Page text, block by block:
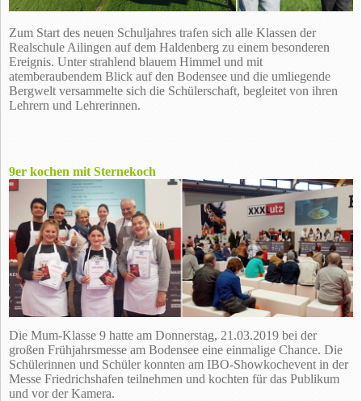
Zum Start des neuen Schuljahres trafen sich alle Klassen der
Realschule Ailingen auf dem Haldenberg zu einem besonderen
Ereignis. Unter strahlend blauem Himmel und mit
atemberaubendem Blick auf den Bodensee und die umliegende
Bergwelt versammelte sich die Schülerschaft, begleitet von ihren
Lehrern und Lehrerinnen.
9er kochen mit Sternekoch
Die Mum-Klasse 9 hatte am Donnerstag, 21.03.2019 bei der
großen Frühjahrsmesse am Bodensee eine einmalige Chance. Die
Schülerinnen und Schüler konnten am IBO-Showkochevent in der
Messe Friedrichshafen teilnehmen und kochten für das Publikum
und vor der Kamera.